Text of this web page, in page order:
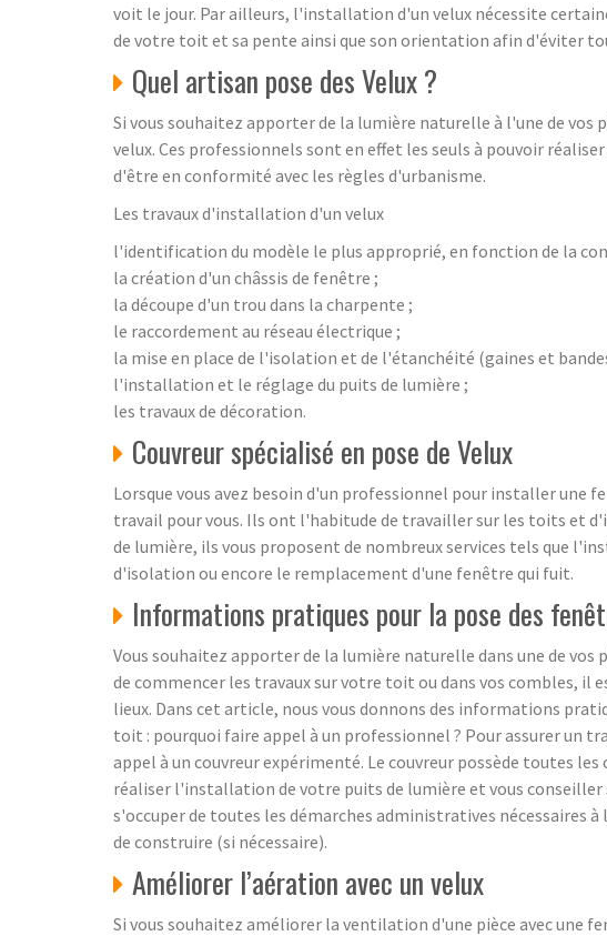
voit le jour. Par ailleurs, l'installation d'un velux nécessite
de votre toit et sa pente ainsi que son orientation afin d'éviter
Quel artisan pose des Velux ?
Si vous souhaitez apporter de la lumière naturelle à l'une de vos
velux. Ces professionnels sont en effet les seuls à pouvoir
d'être en conformité avec les règles d'urbanisme.
Les travaux d'installation d'un velux
l'identification du modèle le plus approprié, en fonction de la
la création d'un châssis de fenêtre ;
la découpe d'un trou dans la charpente ;
le raccordement au réseau électrique ;
la mise en place de l'isolation et de l'étanchéité (gaines et
l'installation et le réglage du puits de lumière ;
les travaux de décoration.
Couvreur spécialisé en pose de Velux
Lorsque vous avez besoin d'un professionnel pour installer une
travail pour vous. Ils ont l'habitude de travailler sur les toits et
de lumière, ils vous proposent de nombreux services tels que
d'isolation ou encore le remplacement d'une fenêtre qui fuit.
Informations pratiques pour la pose des
Vous souhaitez apporter de la lumière naturelle dans une de
de commencer les travaux sur votre toit ou dans vos combles,
lieux. Dans cet article, nous vous donnons des informations
toit : pourquoi faire appel à un professionnel ? Pour assurer un
appel à un couvreur expérimenté. Le couvreur possède toutes
réaliser l'installation de votre puits de lumière et vous conseiller
s'occuper de toutes les démarches administratives nécessaires
de construire (si nécessaire).
Améliorer l’aération avec un velux
Si vous souhaitez améliorer la ventilation d'une pièce avec une